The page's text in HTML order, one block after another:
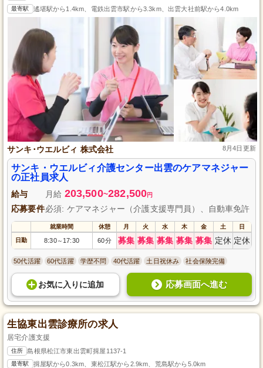
最寄駅 遙堪駅から1.4km、電鉄出雲市駅から3.3km、出雲大社前駅から4.0km
サンキ･ウエルビィ 株式会社 8月4日更新
サンキ・ウエルビィ介護センター出雲のケアマネジャー
の正社員求人
給与 月給 203,500~282,500円
応募要件必須: ケアマネジャー（介護支援専門員）、自動車免許
就業時間 休憩 月 火 水 木 金 土 日
日勤 8:30～ 17:30 60分 募集 募集 募集 募集 募集 定休 定休
50代活躍 60代活躍 学歴不問 40代活躍 土日祝休み 社会保険完備
お気に入り に追加 応募画面へ進む
生協東出雲診療所の求人
居宅介護支援
住所 島根県松江市東出雲町揖屋1137-1
最寄駅 揖屋駅から0.3km、東松江駅から2.9km、荒島駅から5.0km